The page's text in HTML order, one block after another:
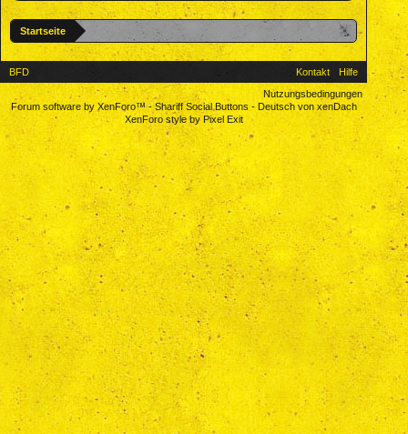
Startseite
BFD Kontakt
Hilfe
Nutzungsbedingungen
Forum software by XenForo™-Shariff Social Buttons- Deutsch von xenDach
XenForo style by Pixel Exit